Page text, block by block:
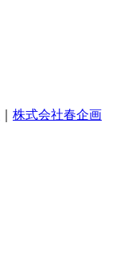
株式会社春企画